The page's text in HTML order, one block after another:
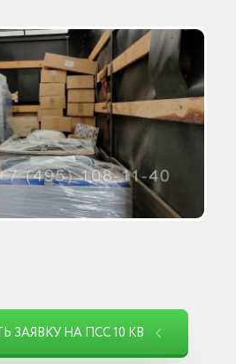
ЗАЯВКУ НА ПСС 10 КВ